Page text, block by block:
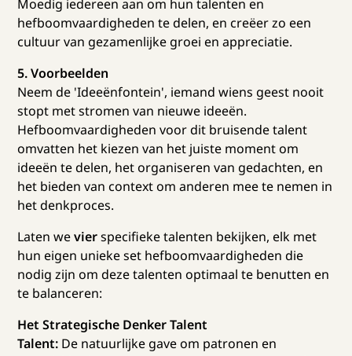
Moedig iedereen aan om hun talenten en
hefboomvaardigheden te delen, en creëer zo een
cultuur van gezamenlijke groei en appreciatie.
5. Voorbeelden
Neem de 'Ideeënfontein', iemand wiens geest nooit
stopt met stromen van nieuwe ideeën.
Hefboomvaardigheden voor dit bruisende talent
omvatten het kiezen van het juiste moment om
ideeën te delen, het organiseren van gedachten, en
het bieden van context om anderen mee te nemen in
het denkproces.
Laten wevierspecifieke talenten bekijken, elk met
hun eigen unieke set hefboomvaardigheden die
nodig zijn om deze talenten optimaal te benutten en
te balanceren:
Het Strategische Denker Talent
Talent: De natuurlijke gave om patronen en